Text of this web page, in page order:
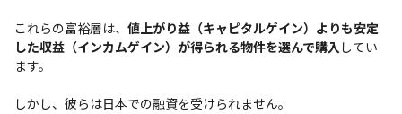
これらの富裕層は、 値上がり益（キャピタルゲイン）よりも安定
した収益（インカムゲイン）が得られる物件を選んで購入 してい
ます。
しかし、彼らは日本での融資を受けられません。